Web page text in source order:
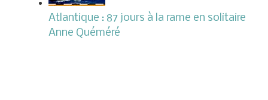
Atlantique : 87 jours à la rame en solitaire
Anne Quéméré